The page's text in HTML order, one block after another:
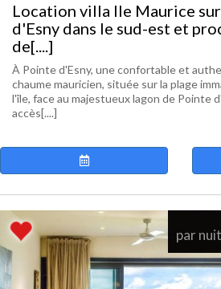
Location villa Ile Maurice
d'Esny dans le sud-est et
de[....]
À Pointe d'Esny, une confortable et
chaume mauricien, située sur la plage
l'île, face au majestueux lagon de Pointe
accès[....]
par